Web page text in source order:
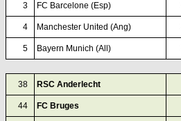
3 FC Barcelone (Esp)
4 Manchester United (Ang)
5 Bayern Munich (All)
38 RSC Anderlecht
44 FC Bruges